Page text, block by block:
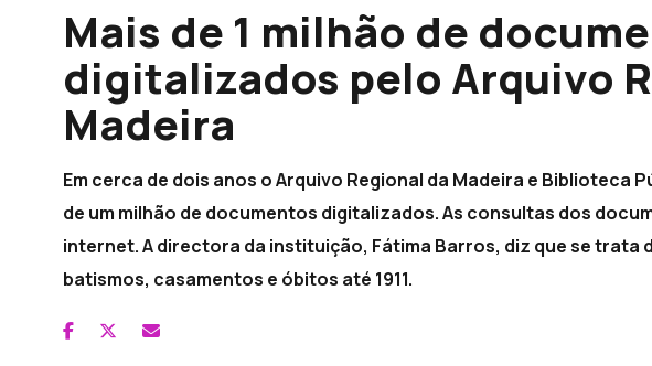
Mais de 1 milhão de
digitalizados pelo Arquivo
Madeira
Em cerca de dois anos o Arquivo Regional da Madeira e Biblioteca
de um milhão de documentos digitalizados. As consultas dos
internet. A directora da instituição, Fátima Barros, diz que se trata
batismos, casamentos e óbitos até 1911.